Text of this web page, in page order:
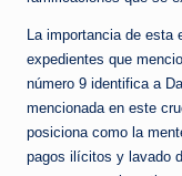
La importancia de esta
expedientes que
número 9 identifica a
mencionada en este
posiciona como la
pagos ilícitos y lavado